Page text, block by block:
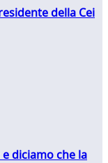
della Cei
diciamo che la